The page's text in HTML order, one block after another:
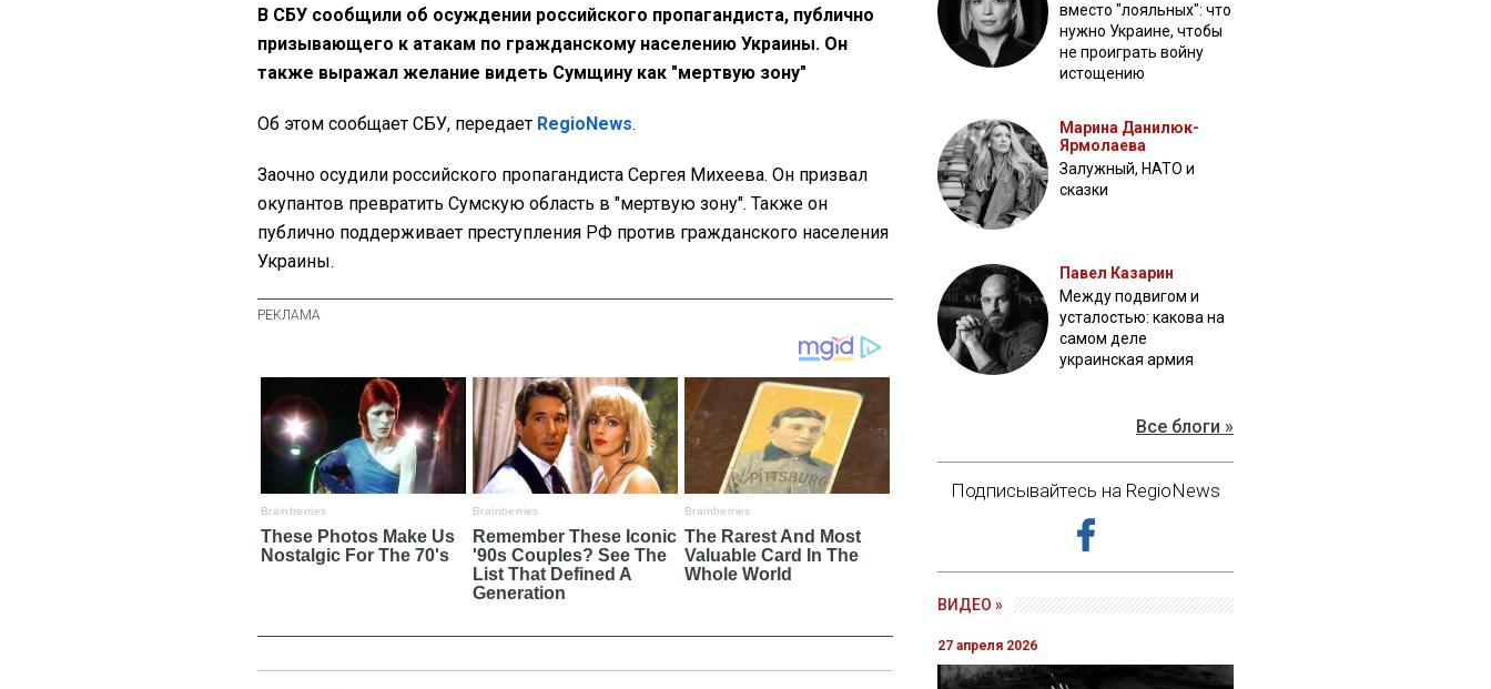
В СБУ сообщили об осуждении российского пропагандиста, публично
призывающего к атакам по гражданскому населению Украины. Он
также выражал желание видеть Сумщину как "мертвую зону"
Об этом сообщает СБУ, передает RegioNews.
Заочно осудили российского пропагандиста Сергея Михеева. Он призвал
окупантов превратить Сумскую область в "мертвую зону". Также он
публично поддерживает преступления РФ против гражданского населения
Украины.
вместо "лояльных": что
нужно Украине, чтобы
не проиграть войну
истощению
Марина Данилюк-
Ярмолаева
Залужный, НАТО и
сказки
Павел Казарин
Между подвигом и
усталостью: какова на
самом деле
украинская армия
Все блоги »
Подписывайтесь на RegioNews
ВИДЕО »
27 апреля 2026